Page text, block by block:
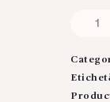
Cantitate
Roz
12
cm